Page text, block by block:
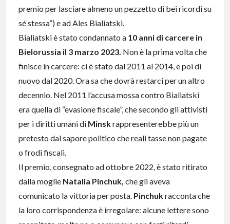
premio per lasciare almeno un pezzetto di bei ricordi su
sé stessa”) e ad Ales Bialiatski.
Bialiatski è stato condannato a 10 anni di carcere in
Bielorussia il 3 marzo 2023. Non è la prima volta che
finisce in carcere: ci è stato dal 2011 al 2014, e poi di
nuovo dal 2020. Ora sa che dovrà restarci per un altro
decennio. Nel 2011 l’accusa mossa contro Bialiatski
era quella di “evasione fiscale”, che secondo gli attivisti
per i diritti umani di Minskrappresenterebbe più un
pretesto dal sapore politico che reali tasse non pagate
o frodi fiscali.
Il premio, consegnato ad ottobre 2022, è stato ritirato
dalla moglie Natalia Pinchuk, che gli aveva
comunicato la vittoria per posta. Pinchukracconta che
la loro corrispondenza è irregolare: alcune lettere sono